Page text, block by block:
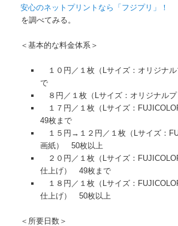
安心のネットプリントなら「フジプリ」！
を調べてみる。
＜基本的な料金体系＞
１０円／１枚（Lサイズ：オリジナ
で
８円／１枚（Lサイズ：オリジナル
１７円／１枚（Lサイズ：
49枚まで
１５円→１２円／１枚（Lサイズ：
画紙） 50枚以上
２０円／１枚（Lサイズ：
仕上げ） 49枚まで
１８円／１枚（Lサイズ：
仕上げ） 50枚以上
＜所要日数＞